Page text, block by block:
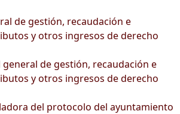
de gestión, recaudación e
y otros ingresos de derecho
de gestión, recaudación e
y otros ingresos de derecho
del protocolo del ayuntamiento